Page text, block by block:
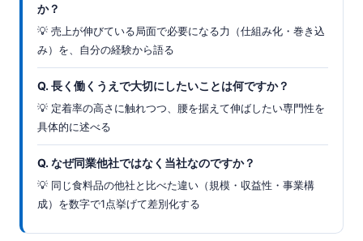
か？
💡 売上が伸びている局面で必要になる力（仕組み化・巻き込
み）を、自分の経験から語る
Q. 長く働くうえで大切にしたいことは何ですか？
💡 定着率の高さに触れつつ、腰を据えて伸ばしたい専門性を
具体的に述べる
Q. なぜ同業他社ではなく当社なのですか？
💡 同じ食料品の他社と比べた違い（規模・収益性・事業構
成）を数字で1点挙げて差別化する